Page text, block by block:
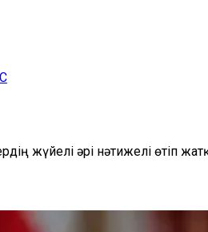
жүйелі әрі нәтижелі өтіп